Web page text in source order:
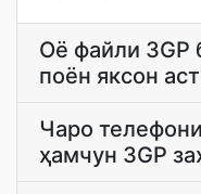
Оё файли 3GP
поён яксон
Чаро
ҳамчун 3GP